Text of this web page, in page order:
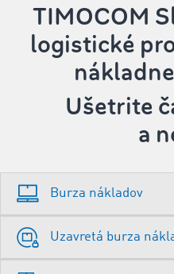
TIMOCOM
logistické
Ušetrite
a
Burza nákladov
Uzavretá burza